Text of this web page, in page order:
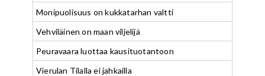
Monipuolisuus on kukkatarhan valtti
Vehviläinen on maan viljelijä
Peuravaara luottaa kausituotantoon
Vierulan Tilalla ei jahkailla